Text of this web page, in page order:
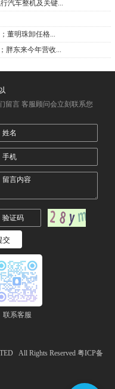
汽车整机及关键...
董明珠卸任格...
胖东来今年营收...
留言 客服顾问会立刻联系您
联系客服
All Rights Reserved粤ICP备